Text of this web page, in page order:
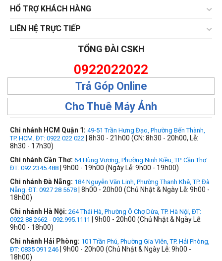
HỔ TRỢ KHÁCH HÀNG
LIÊN HỆ TRỰC TIẾP
TỔNG ĐÀI CSKH
0922022022
Trả Góp Online
Cho Thuê Máy Ảnh
Chi nhánh HCM Quận 1: 49-51 Trần Hưng Đạo, Phường Bến Thành,
TP. HCM. ĐT: 0922 022 022 | 8h30 - 21h00 (CN: 8h30 - 20h00, Lễ:
8h30 - 17h30)
Chi nhánh Cần Thơ: 64 Hùng Vương, Phường Ninh Kiều, TP. Cần Thơ.
ĐT: 092.2345.488 | 9h00 - 19h00 (Ngày Lễ: 9h00 - 19h00)
Chi nhánh Đà Nẵng: 184 Nguyễn Văn Linh, Phường Thanh Khê, TP. Đà
Nẵng. ĐT: 0927 28 5678 | 8h00 - 20h00 (Chủ Nhật & Ngày Lễ: 9h00 -
18h00)
Chi nhánh Hà Nội: 264 Thái Hà, Phường Ô Chợ Dừa, TP. Hà Nội, ĐT:
0922 88 2662 - 092.995.1111
| 9h00 - 20h00 (Chủ Nhật & Ngày Lễ:
9h00 - 18h00)
Chi nhánh Hải Phòng: 101 Trần Phú, Phường Gia Viên, TP. Hải Phòng,
ĐT: 0835 091 246 | 9h00 - 20h00 (Chủ Nhật & Ngày Lễ: 9h00 -
18h00)